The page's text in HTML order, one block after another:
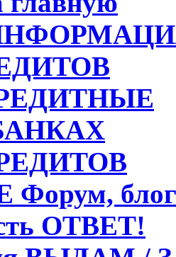
Форум,
ОТВЕТ!